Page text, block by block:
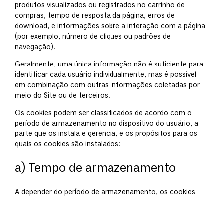
produtos visualizados ou registrados no carrinho de
compras, tempo de resposta da página, erros de
download, e informações sobre a interação com a página
(por exemplo, número de cliques ou padrões de
navegação).
Geralmente, uma única informação não é suficiente para
identificar cada usuário individualmente, mas é possível
em combinação com outras informações coletadas por
meio do Site ou de terceiros.
Os cookies podem ser classificados de acordo com o
período de armazenamento no dispositivo do usuário, a
parte que os instala e gerencia, e os propósitos para os
quais os cookies são instalados:
a) Tempo de armazenamento
A depender do período de armazenamento, os cookies